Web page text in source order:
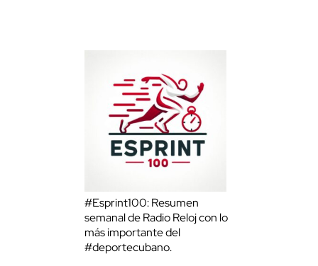
#Esprint100: Resumen
semanal de Radio Reloj con lo
más importante del
#deportecubano.